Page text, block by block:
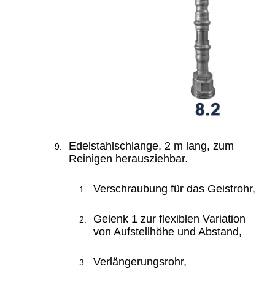
Edelstahlschlange, 2 m lang, zum
Reinigen herausziehbar.
Verschraubung für das Geistrohr,
Gelenk 1 zur flexiblen Variation
von Aufstellhöhe und Abstand,
Verlängerungsrohr,